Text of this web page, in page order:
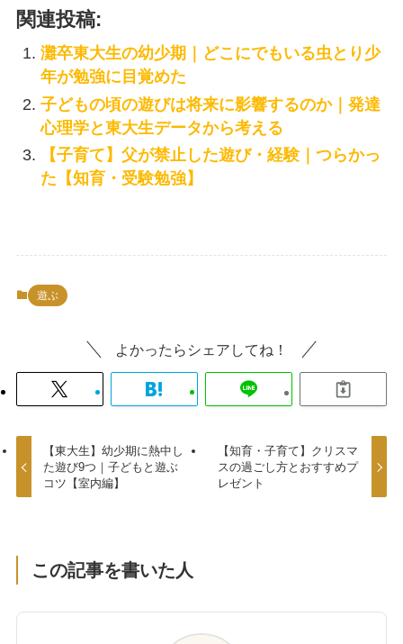
関連投稿:
灘卒東大生の幼少期｜どこにでもいる虫とり少
年が勉強に目覚めた
子どもの頃の遊びは将来に影響するのか｜発達
心理学と東大生データから考える
【子育て】父が禁止した遊び・経験｜つらかっ
た【知育・受験勉強】
遊ぶ
よかったらシェアしてね！
【東大生】幼少期に熱中し
た遊び9つ｜子どもと遊ぶ
コツ【室内編】
【知育・子育て】クリスマ
スの過ごし方とおすすめプ
レゼント
この記事を書いた人